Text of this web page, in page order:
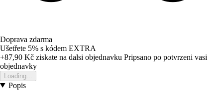
Doprava zdarma
Ušetřete 5% s kódem EXTRA
+87,90 Kč ziskate na dalsi objednavku Pripsano po potvrzeni vasi
objednavky
Loading...
Popis